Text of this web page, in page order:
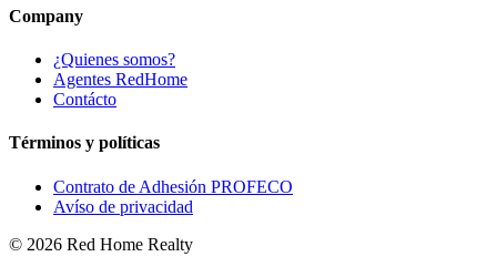
Company
¿Quienes somos?
Agentes RedHome
Contácto
Términos y políticas
Contrato de Adhesión PROFECO
Avíso de privacidad
© 2026 Red Home Realty